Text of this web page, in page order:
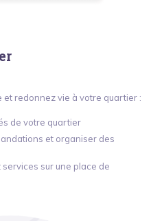
redonnez vie à votre quartier :
de votre quartier
et organiser des
services sur une place de